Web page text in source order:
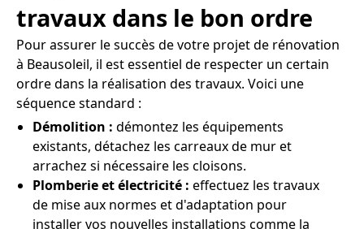
travaux dans le bon ordre
Pour assurer le succès de votre projet de rénovation
à Beausoleil, il est essentiel de respecter un certain
ordre dans la réalisation des travaux. Voici une
séquence standard :
Démolition : démontez les équipements
existants, détachez les carreaux de mur et
arrachez si nécessaire les cloisons.
Plomberie et électricité : effectuez les travaux
de mise aux normes et d'adaptation pour
installer vos nouvelles installations comme la